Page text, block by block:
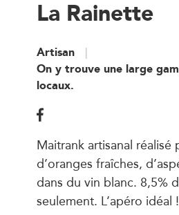
La Rainette
Artisan
On y trouve une large
locaux.
Maitrank artisanal réalisé
d’oranges fraîches,
dans du vin blanc. 8,5%
seulement. L’apéro idéal !